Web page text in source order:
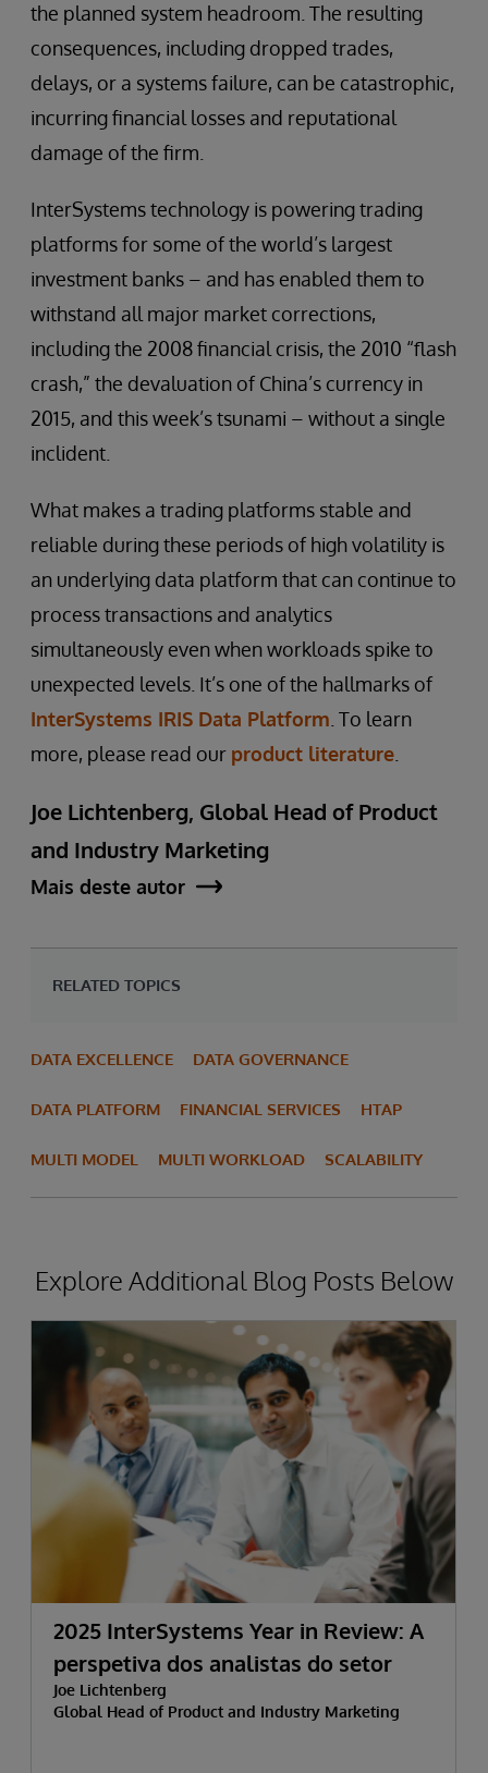
the planned system headroom. The resulting
consequences, including dropped trades,
delays, or a systems failure, can be catastrophic,
incurring financial losses and reputational
damage of the firm.
InterSystems technology is powering trading
platforms for some of the world’s largest
investment banks – and has enabled them to
withstand all major market corrections,
including the 2008 financial crisis, the 2010 “flash
crash,” the devaluation of China’s currency in
2015, and this week’s tsunami – without a single
inclident.
What makes a trading platforms stable and
reliable during these periods of high volatility is
an underlying data platform that can continue to
process transactions and analytics
simultaneously even when workloads spike to
unexpected levels. It’s one of the hallmarks of
InterSystems IRIS Data Platform . To learn
more, please read our product literature
Joe Lichtenberg, Global Head of Product
and Industry Marketing
Mais deste autor
RELATED TOPICS
DATA EXCELLENCE DATA GOVERNANCE
DATA PLATFORM FINANCIAL SERVICES HTAP
MULTI MODEL MULTI WORKLOAD SCALABILITY
Explore Additional Blog Posts Below
2025 InterSystems Year in Review: A
perspetiva dos analistas do setor
Joe Lichtenberg
Global Head of Product and Industry Marketing